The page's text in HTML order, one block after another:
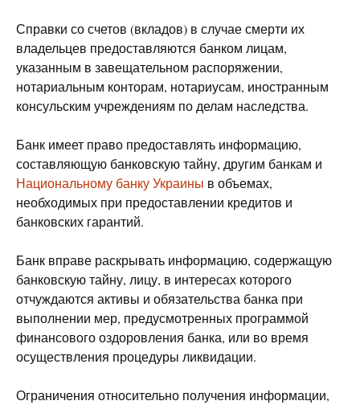
Справки со счетов (вкладов) в случае смерти их
владельцев предоставляются банком лицам,
указанным в завещательном распоряжении,
нотариальным конторам, нотариусам, иностранным
консульским учреждениям по делам наследства.
Банк имеет право предоставлять информацию,
составляющую банковскую тайну, другим банкам и
Национальному банку Украины в объемах,
необходимых при предоставлении кредитов и
банковских гарантий.
Банк вправе раскрывать информацию, содержащую
банковскую тайну, лицу, в интересах которого
отчуждаются активы и обязательства банка при
выполнении мер, предусмотренных программой
финансового оздоровления банка, или во время
осуществления процедуры ликвидации.
Ограничения относительно получения информации,